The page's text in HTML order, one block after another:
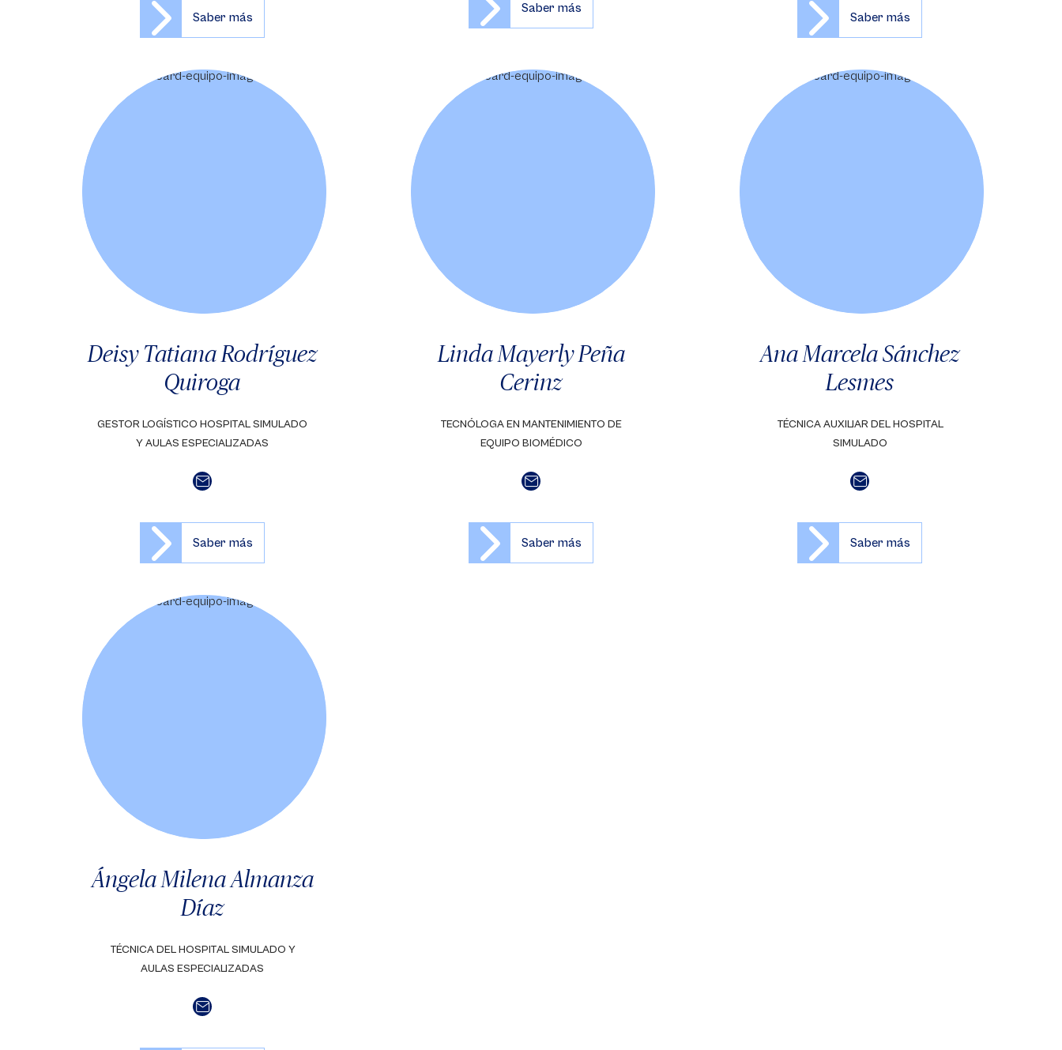
Saber más
Saber más
Saber más
Deisy Tatiana Rodríguez
Quiroga
GESTOR LOGÍSTICO HOSPITAL SIMULADO
Y AULAS ESPECIALIZADAS
Saber más
Linda Mayerly Peña
Cerinz
TECNÓLOGA EN MANTENIMIENTO DE
EQUIPO BIOMÉDICO
Saber más
Ana Marcela Sánchez
Lesmes
TÉCNICA AUXILIAR DEL HOSPITAL
SIMULADO
Saber más
Ángela Milena Almanza
Díaz
TÉCNICA DEL HOSPITAL SIMULADO Y
AULAS ESPECIALIZADAS